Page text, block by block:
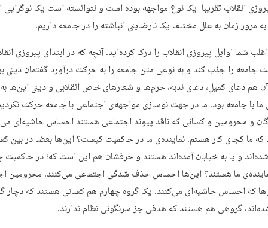
انقلاب تقریبا یک نوع مواجهه بوده است و نتوانسته است یک نوگرایی
مرور زمان به علل مختلف یک نارضایتی انباشته را در جامعه داریم.
شما اوایل پیروزی انقلاب را درک کرده‌اید. آنچه که در ابتدای پیروزی
جامعه را جذب کند و به نوعی متن جامعه را به حرکت درآورد گفتمان دینی
هم دعای کمیل، دعای ندبه، حرم‌ها و شعارهای خاص انقلابی و دینی این‌ها
با جامعه بود. ما در جهت نوسازی مواجهه‌ی اجتماعی با جامعه حرکت
و محرومین و کسانی که ناقد پیوند اجتماعی هستند احساس حاشیه‌ای
ما کجای کار هستم. نماینده‌ی ما در حاکمیت کیست؟ این‌ها بعضا در بین
و یا به خیابان آمده‌اند هستند و حرفشان هم این است که؛ در حاکمیت
ما هستند؟ این‌ها احساس حذف شدگی اجتماعی می‌کنند. محرومین
که احساس حاشیه‌ای می‌کنند. یک گروه چهارم هم کسانی هستند که
گروهی هم هستند که هدفی جز سرنگونی نظام ندارند.